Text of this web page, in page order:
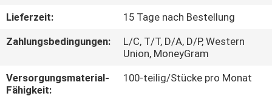
KONTAKTIEREN
SIE
Lieferzeit:
15 Tage nach Bestellung
Zahlungsbedingungen:
L/C, T/T, D/A, D/P, Western
Union, MoneyGram
Versorgungsmaterial-
Fähigkeit:
100-teilig/Stücke pro Monat